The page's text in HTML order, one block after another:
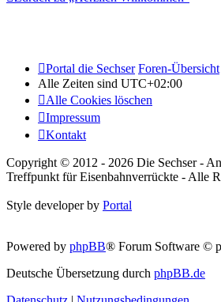
Portal die Sechser Foren-Übersicht
Alle Zeiten sind UTC+02:00
Alle Cookies löschen
Impressum
Kontakt
Copyright © 2012 - 2026 Die Sechser -
Treffpunkt für Eisenbahnverrückte - Alle
Style developer by Portal
Powered by phpBB® Forum Software ©
Deutsche Übersetzung durch phpBB.de